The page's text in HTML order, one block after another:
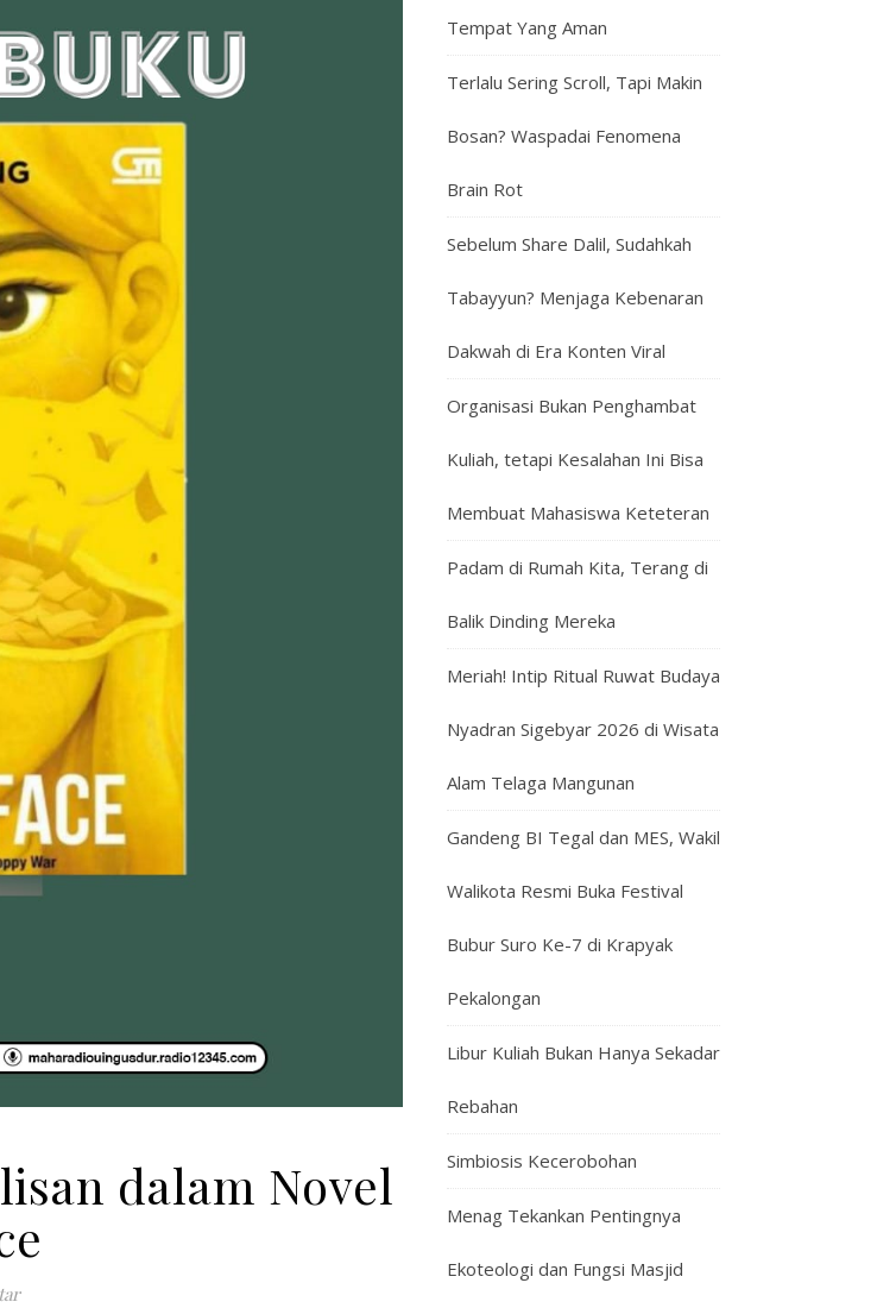
dalam Novel
Tempat Yang Aman
Terlalu Sering Scroll, Tapi Makin
Bosan? Waspadai Fenomena
Brain Rot
Sebelum Share Dalil, Sudahkah
Tabayyun? Menjaga Kebenaran
Dakwah di Era Konten Viral
Organisasi Bukan Penghambat
Kuliah, tetapi Kesalahan Ini Bisa
Membuat Mahasiswa Keteteran
Padam di Rumah Kita, Terang di
Balik Dinding Mereka
Meriah! Intip Ritual Ruwat Budaya
Nyadran Sigebyar 2026 di Wisata
Alam Telaga Mangunan
Gandeng BI Tegal dan MES, Wakil
Walikota Resmi Buka Festival
Bubur Suro Ke-7 di Krapyak
Pekalongan
Libur Kuliah Bukan Hanya Sekadar
Rebahan
Simbiosis Kecerobohan
Menag Tekankan Pentingnya
Ekoteologi dan Fungsi Masjid